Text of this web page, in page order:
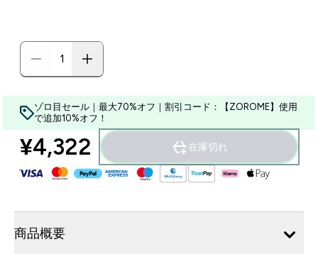
ゾロ目セール｜最大70%オフ｜割引コード：【ZOROME】使用
で追加10%オフ！
¥4,322‎ 在庫切れ
商品概要